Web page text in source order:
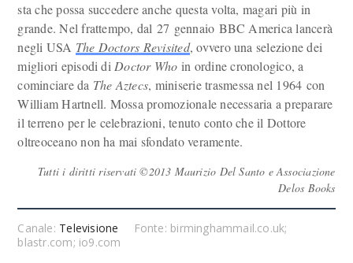
sta che possa succedere anche questa volta, magari più in
grande. Nel frattempo, dal 27 gennaio BBC America lancerà
negli USA The Doctors Revisited, ovvero una selezione dei
migliori episodi di Doctor Who in ordine cronologico, a
cominciare da The Aztecs, miniserie trasmessa nel 1964 con
William Hartnell. Mossa promozionale necessaria a preparare
il terreno per le celebrazioni, tenuto conto che il Dottore
oltreoceano non ha mai sfondato veramente.
Tutti i diritti riservati ©2013 Maurizio Del Santo e Associazione
Delos Books
Canale: Televisione
Fonte: birminghammail.co.uk;
blastr.com; io9.com